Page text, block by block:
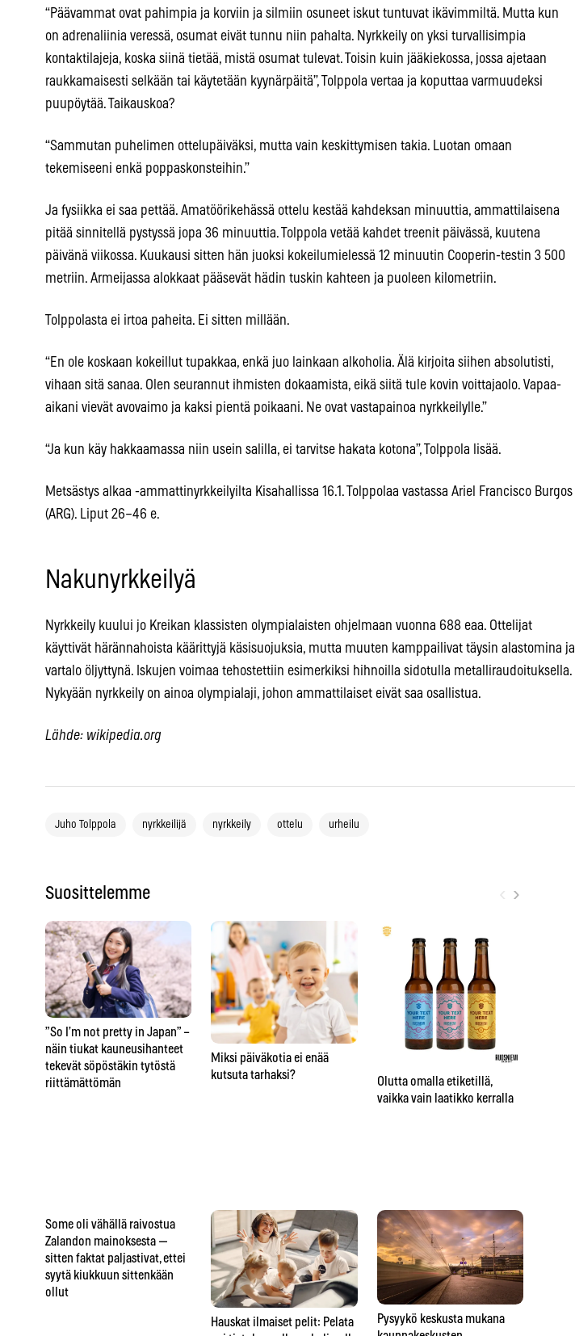
“Päävammat ovat pahimpia ja korviin ja silmiin osuneet iskut tuntuvat ikävimmiltä. Mutta kun
on adrenaliinia veressä, osumat eivät tunnu niin pahalta. Nyrkkeily on yksi turvallisimpia
kontaktilajeja, koska siinä tietää, mistä osumat tulevat. Toisin kuin jääkiekossa, jossa ajetaan
raukkamaisesti selkään tai käytetään kyynärpäitä”, Tolppola vertaa ja koputtaa varmuudeksi
puupöytää. Taikauskoa?
“Sammutan puhelimen ottelupäiväksi, mutta vain keskittymisen takia. Luotan omaan
tekemiseeni enkä poppaskonsteihin.”
Ja fysiikka ei saa pettää. Amatöörikehässä ottelu kestää kahdeksan minuuttia, ammattilaisena
pitää sinnitellä pystyssä jopa 36 minuuttia. Tolppola vetää kahdet treenit päivässä, kuutena
päivänä viikossa. Kuukausi sitten hän juoksi kokeilumielessä 12 minuutin Cooperin-testin 3 500
metriin. Armeijassa alokkaat pääsevät hädin tuskin kahteen ja puoleen kilometriin.
Tolppolasta ei irtoa paheita. Ei sitten millään.
“En ole koskaan kokeillut tupakkaa, enkä juo lainkaan alkoholia. Älä kirjoita siihen absolutisti,
vihaan sitä sanaa. Olen seurannut ihmisten dokaamista, eikä siitä tule kovin voittajaolo. Vapaa-
aikani vievät avovaimo ja kaksi pientä poikaani. Ne ovat vastapainoa nyrkkeilylle.”
“Ja kun käy hakkaamassa niin usein salilla, ei tarvitse hakata kotona”, Tolppola lisää.
Metsästys alkaa -ammattinyrkkeilyilta Kisahallissa 16.1. Tolppolaa vastassa Ariel Francisco Burgos
(ARG). Liput 26–46 e.
Nakunyrkkeilyä
Nyrkkeily kuului jo Kreikan klassisten olympialaisten ohjelmaan vuonna 688 eaa. Ottelijat
käyttivät härännahoista käärittyjä käsisuojuksia, mutta muuten kamppailivat täysin alastomina ja
vartalo öljyttynä. Iskujen voimaa tehostettiin esimerkiksi hihnoilla sidotulla metalliraudoituksella.
Nykyään nyrkkeily on ainoa olympialaji, johon ammattilaiset eivät saa osallistua.
Lähde: wikipedia.org
Juho Tolppola nyrkkeilijä nyrkkeily ottelu urheilu
Suosittelemme ›
”So I’m not pretty in Japan” –
näin tiukat kauneusihanteet
tekevät söpöstäkin tytöstä
riittämättömän
Some oli vähällä raivostua
Zalandon mainoksesta —
sitten faktat paljastivat, ettei
syytä kiukkuun sittenkään
ollut
Miksi päiväkotia ei enää
kutsuta tarhaksi?
Hauskat ilmaiset pelit: Pelata
Olutta omalla etiketillä,
vaikka vain laatikko kerralla
Pysyykö keskusta mukana